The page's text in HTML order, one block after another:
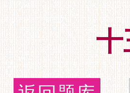
十